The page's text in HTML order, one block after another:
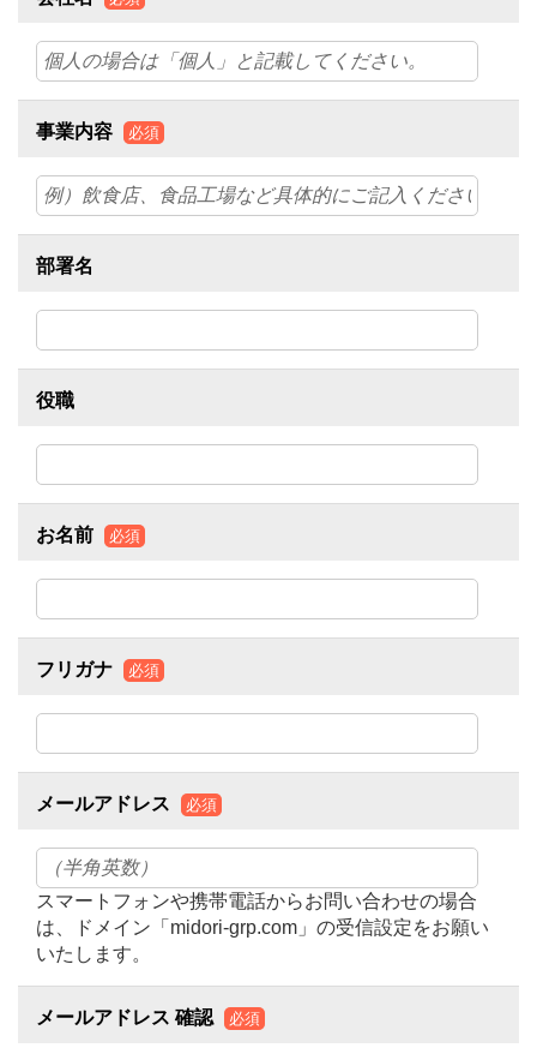
事業内容 必須
部署名
役職
お名前 必須
フリガナ 必須
メールアドレス 必須
スマートフォンや携帯電話からお問い合わせの場合
は、ドメイン「midori-grp.com」の受信設定をお願い
いたします。
メールアドレス 確認 必須